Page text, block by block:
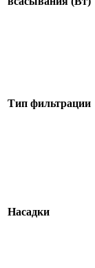
Тип фильтрации
Насадки